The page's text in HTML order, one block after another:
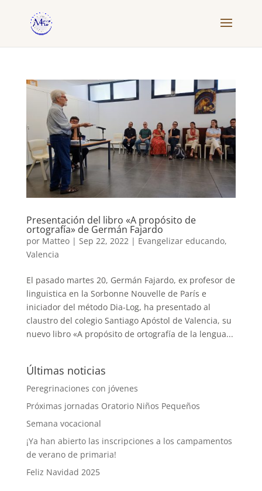
Presentación del libro «A propósito de
ortografía» de Germán Fajardo
por Matteo| Sep 22, 2022| Evangelizar educando,
Valencia
El pasado martes 20, Germán Fajardo, ex profesor de
linguistica en la Sorbonne Nouvelle de París e
iniciador del método Dia-Log, ha presentado al
claustro del colegio Santiago Apóstol de Valencia, su
nuevo libro «A propósito de ortografía de la lengua...
Últimas noticias
Peregrinaciones con jóvenes
Próximas jornadas Oratorio Niños Pequeños
Semana vocacional
¡Ya han abierto las inscripciones a los campamentos
de verano de primaria!
Feliz Navidad 2025